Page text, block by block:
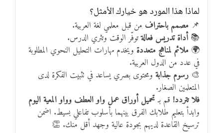
لماذا هذا المورد هو خيارك الأمثل؟
📌 مصمم باحتراف من قبل معلمي لغة العربية.
📚أداة تدريس فعالةتوفّر الوقت وتثري الدرس.
🌍 ملائم لمناهج متعددة ويخدم مهارات التحليل النحوي المطلوبة
في عدد من الدول العربية.
🎨 رسوم جذابةومحتوى بصري يساعد في تثبيت الفكرة لدى
المتعلمين الصغار.
فلا تتردد! قم بـتحميل أوراق عمل واو العطف وواو المعية اليوم
وابدأ بتعليم طلابك الفرق بينهما بأسلوب تفاعلي بسيط. اضمن
ترسيخ القاعدة لديهم بجودة عالية وجهد أقل منك. 👏